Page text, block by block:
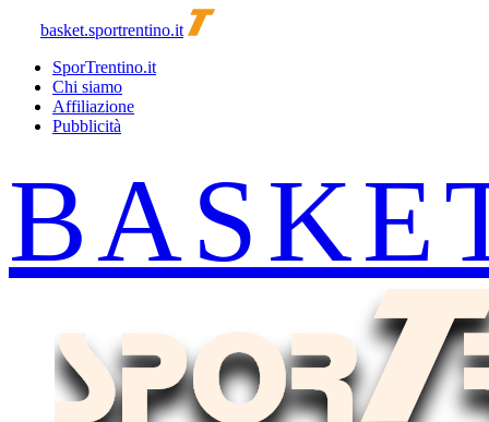
basket.sportrentino.it
SporTrentino.it
Chi siamo
Affiliazione
Pubblicità